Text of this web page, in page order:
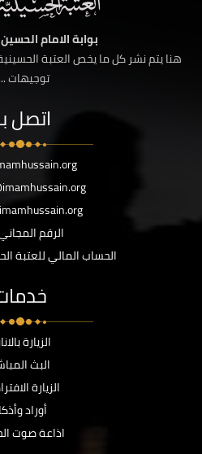
بوابة الامام
هنا يتم نشر كل ما يخص العتبة
توجيهات
اتصل
الرقم
الحساب المالي للعتبة
الزيارة
البث
الزيارة
أوراد
اذاعة صوت